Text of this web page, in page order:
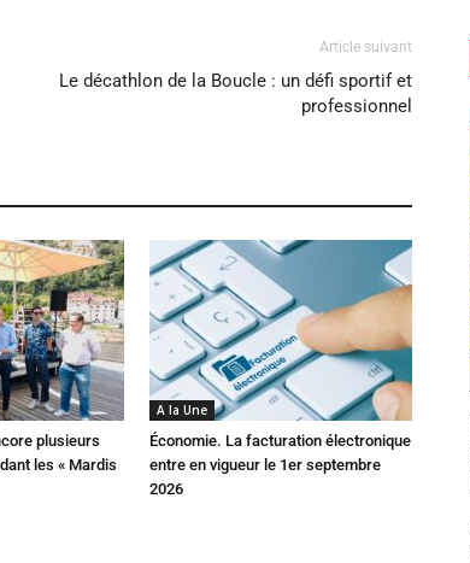
Article suivant
Le décathlon de la Boucle : un défi sportif et
professionnel
plusieurs
les « Mardis
A la Une
Économie. La facturation électronique
entre en vigueur le 1er septembre
2026